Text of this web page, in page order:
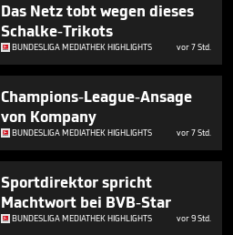
Das Netz tobt wegen dieses
Schalke-Trikots
BUNDESLIGA MEDIATHEK HIGHLIGHTS vor 7 Std.
Champions-League-Ansage
von Kompany
BUNDESLIGA MEDIATHEK HIGHLIGHTS vor 7 Std.
Sportdirektor spricht
Machtwort bei BVB-Star
BUNDESLIGA MEDIATHEK HIGHLIGHTS vor 9 Std.